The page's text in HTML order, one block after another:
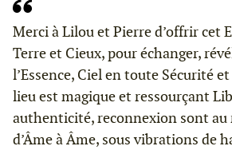
Merci à Lilou et Pierre d’offrir cet
Terre et Cieux, pour échanger,
l’Essence, Ciel en toute Sécurité
lieu est magique et ressourçant
authenticité, reconnexion sont au
d’Âme à Âme, sous vibrations de